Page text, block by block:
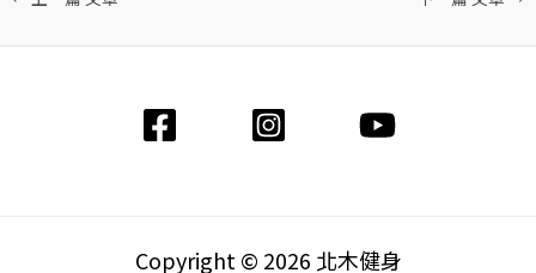
Copyright © 2026 北木健身